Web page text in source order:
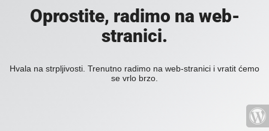
Oprostite, radimo na web-
stranici.
Hvala na strpljivosti. Trenutno radimo na web-stranici i vratit ćemo
se vrlo brzo.